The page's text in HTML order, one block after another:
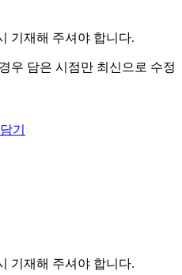
기재해 주셔야 합니다.
우 담은 시점만 최신으로 수정
기
기재해 주셔야 합니다.